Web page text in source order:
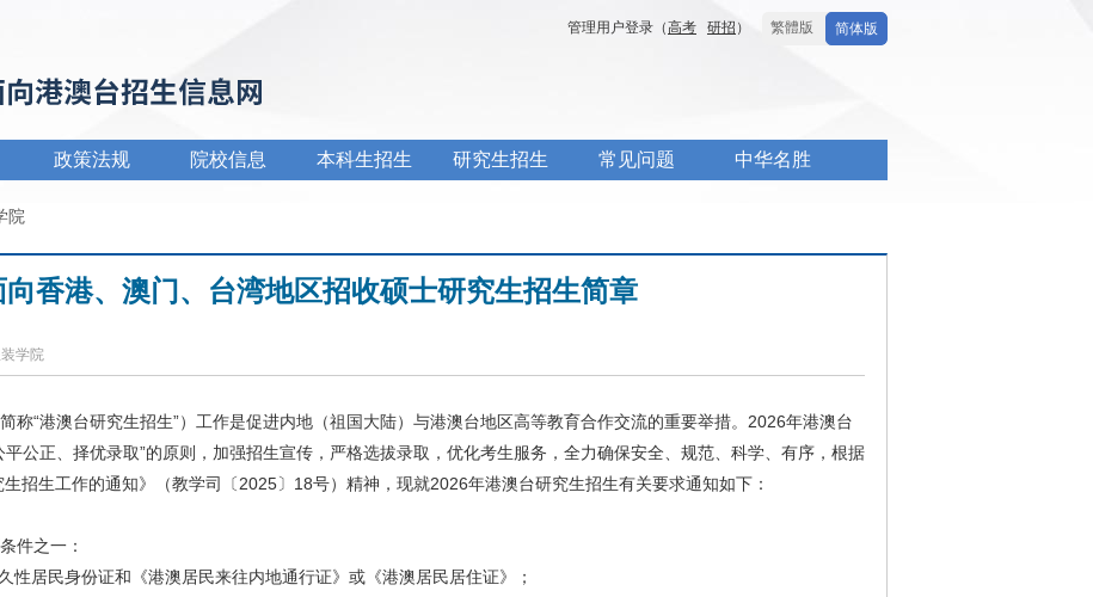
简体版
繁體版
管理用户登录（高考 研招 ）
政策法规 院校信息 本科生招生 研究生招生 常见问题 中华名胜
院
香港、澳门、台湾地区招收硕士研究生招生简章
学院
称“港澳台研究生招生”）工作是促进内地（祖国大陆）与港澳台地区高等教育合作交流的重要举措。2026年港澳台
公正、择优录取”的原则，加强招生宣传，严格选拔录取，优化考生服务，全力确保安全、规范、科学、有序，根据
招生工作的通知》（教学司〔2025〕18号）精神，现就2026年港澳台研究生招生有关要求通知如下：
件之一：
性居民身份证和《港澳居民来往内地通行证》或《港澳居民居住证》；